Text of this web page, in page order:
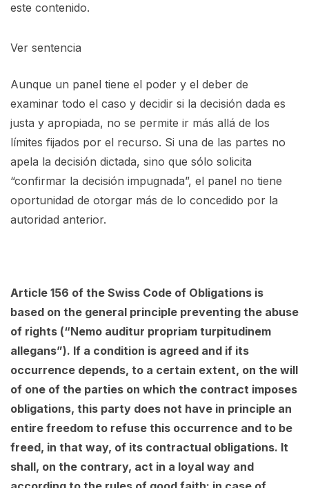
este contenido.
Ver sentencia
Aunque un panel tiene el poder y el deber de
examinar todo el caso y decidir si la decisión dada es
justa y apropiada, no se permite ir más allá de los
límites fijados por el recurso. Si una de las partes no
apela la decisión dictada, sino que sólo solicita
“confirmar la decisión impugnada”, el panel no tiene
oportunidad de otorgar más de lo concedido por la
autoridad anterior.
Article 156 of the Swiss Code of Obligations is
based on the general principle preventing the abuse
of rights (“Nemo auditur propriam turpitudinem
allegans”). If a condition is agreed and if its
occurrence depends, to a certain extent, on the will
of one of the parties on which the contract imposes
obligations, this party does not have in principle an
entire freedom to refuse this occurrence and to be
freed, in that way, of its contractual obligations. It
shall, on the contrary, act in a loyal way and